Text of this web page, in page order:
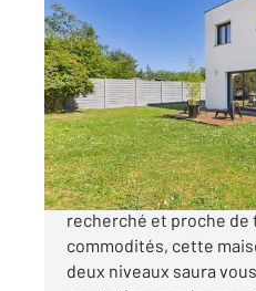
VILLENAVE D ORNON
94 m
, 5 pièces
Ref : 614
Maison à vendre
369
Située à Villenave-
recherché et proche de
commodités, cette
deux niveaux saura